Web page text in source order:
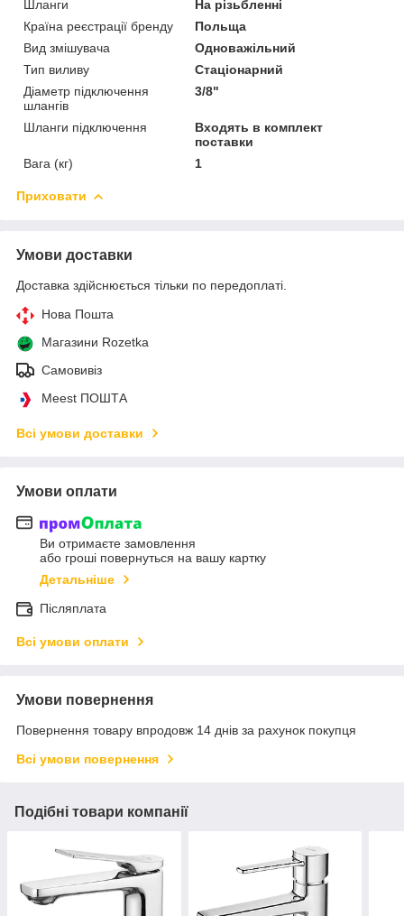
Шланги
На різьбленні
Країна реєстрації бренду
Польща
Вид змішувача
Одноважільний
Тип виливу
Стаціонарний
Діаметр підключення
шлангів
3/8"
Шланги підключення
Входять в комплект
поставки
Вага (кг)
1
Приховати
Умови доставки
Доставка здійснюється тільки по передоплаті.
Нова Пошта
Магазини Rozetka
Самовивіз
Meest ПОШТА
Всі умови доставки
Умови оплати
Ви отримаєте замовлення
або гроші повернуться на вашу картку
Детальніше
Післяплата
Всі умови оплати
Умови повернення
Повернення товару впродовж 14 днів за рахунок покупця
Всі умови повернення
Подібні товари компанії